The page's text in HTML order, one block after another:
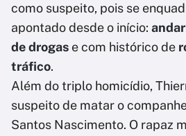
como suspeito, pois se
apontado desde o início:
de drogas e com histórico de
tráfico.
Além do triplo homicídio,
suspeito de matar o
Santos Nascimento. O rapaz